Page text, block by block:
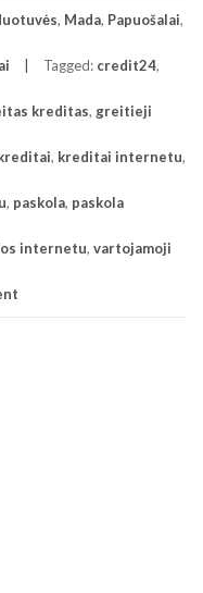
, Mada, Papuošalai,
Tagged: credit24,
kreditas, greitieji
, kreditai internetu,
, paskola, paskola
internetu, vartojamoji